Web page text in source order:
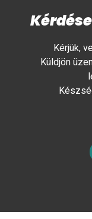
Kérjük,
Küldjön